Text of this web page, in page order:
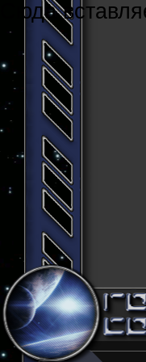
Cюда